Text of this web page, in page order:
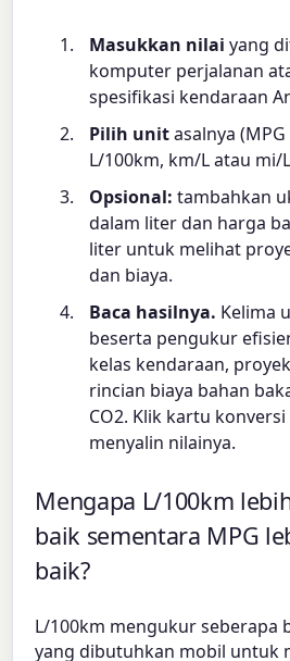
Masukkan nilai yang
komputer perjalanan
spesifikasi kendaraan
Pilih unitasalnya
L/100km, km/L atau mi/
Opsional: tambahkan
dalam liter dan harga
liter untuk melihat
dan biaya.
Baca hasilnya. Kelima
beserta pengukur
kelas kendaraan,
rincian biaya bahan
CO2. Klik kartu
menyalin nilainya.
Mengapa L/100km
baik sementara MPG
baik?
L/100km mengukur seberapa
yang dibutuhkan mobil untuk